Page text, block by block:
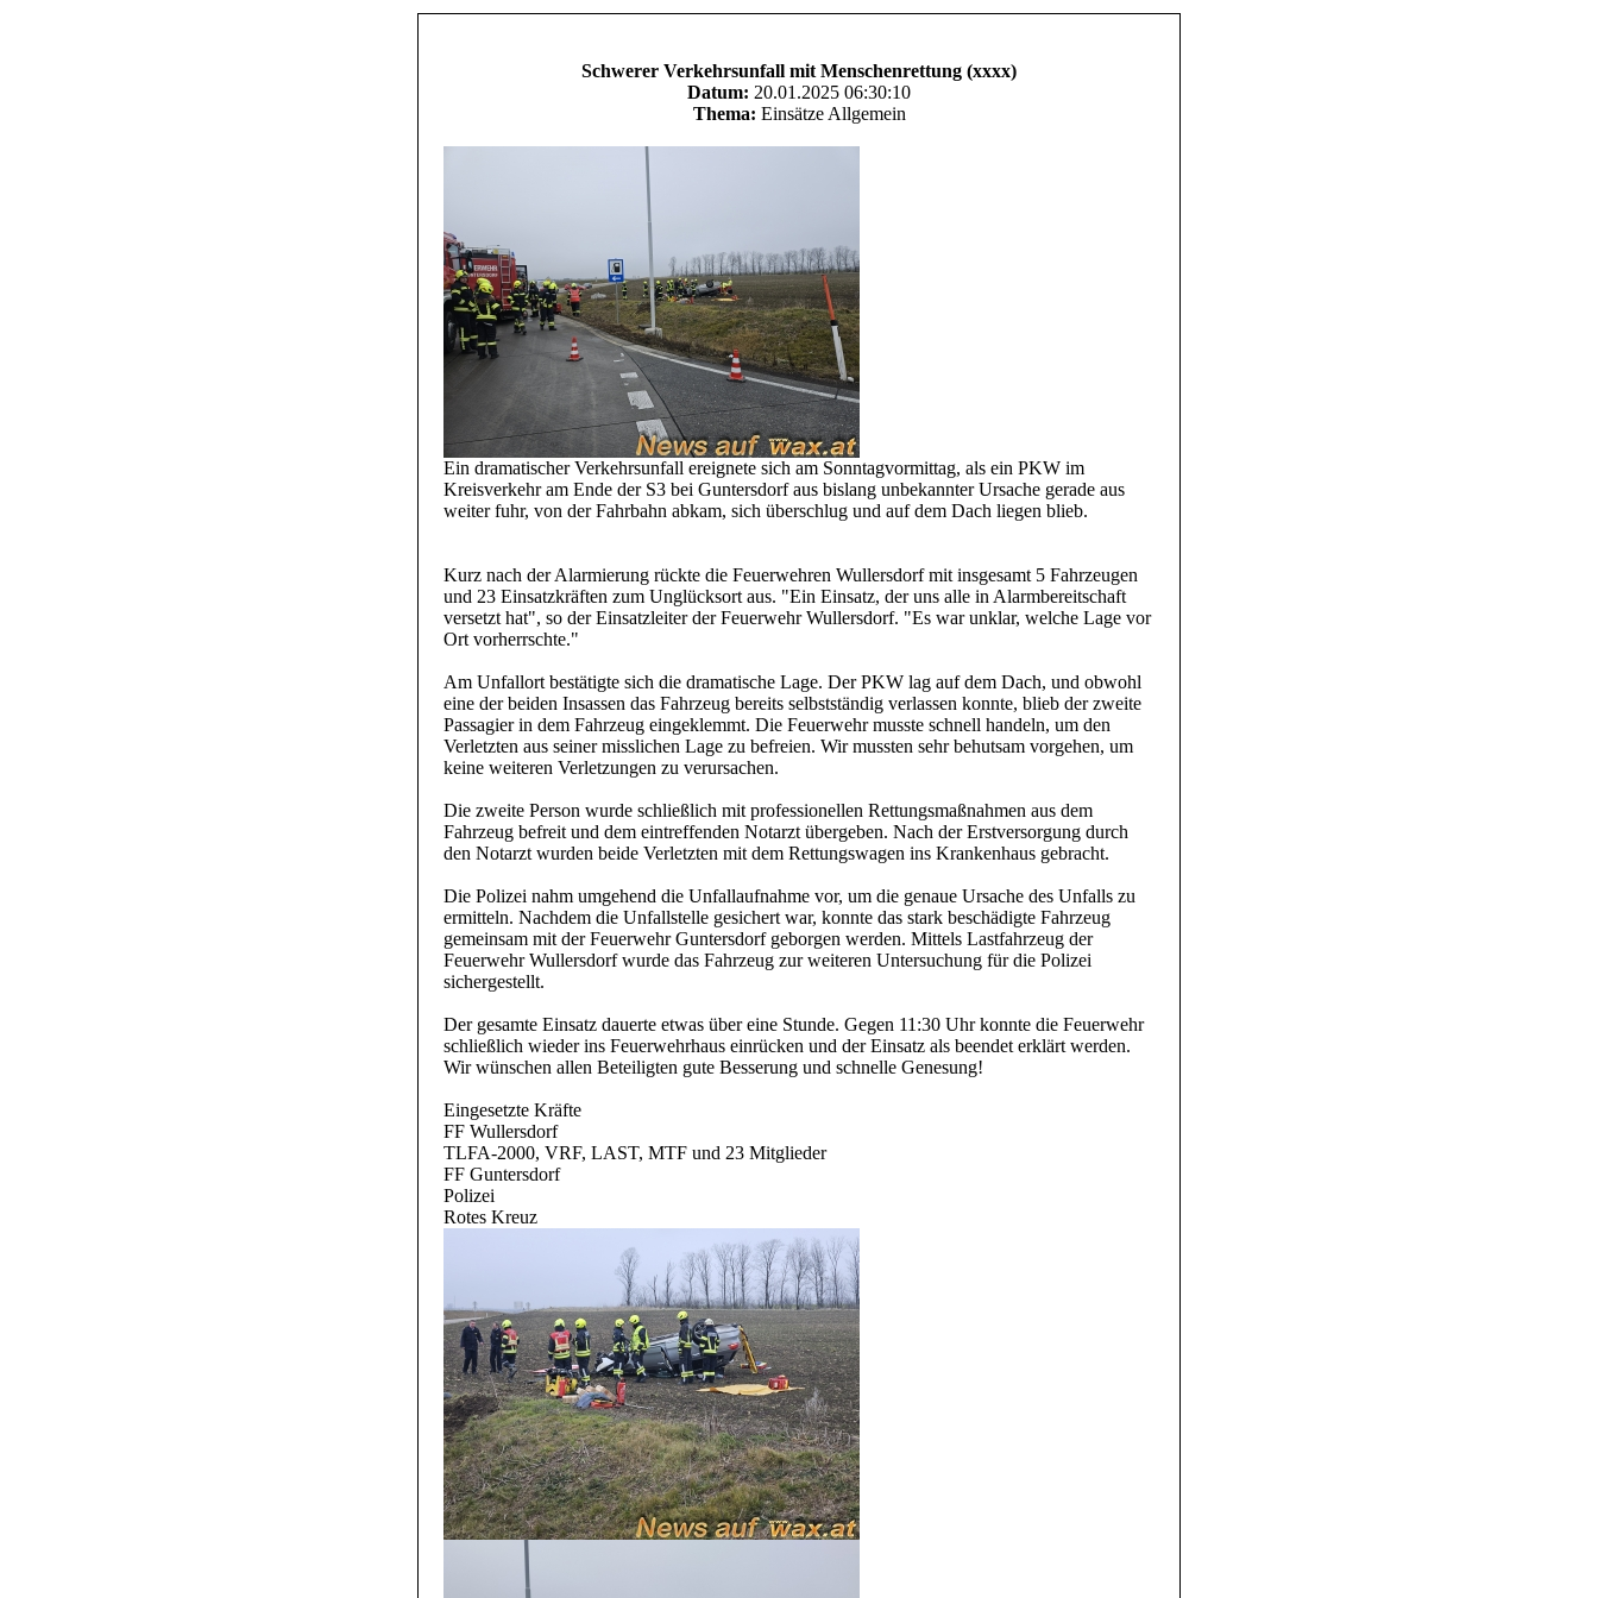
Schwerer Verkehrsunfall mit Menschenrettung (xxxx)
Datum: 20.01.2025 06:30:10
Thema: Einsätze Allgemein
Ein dramatischer Verkehrsunfall ereignete sich am Sonntagvormittag, als ein PKW im
Kreisverkehr am Ende der S3 bei Guntersdorf aus bislang unbekannter Ursache gerade aus
weiter fuhr, von der Fahrbahn abkam, sich überschlug und auf dem Dach liegen blieb.
Kurz nach der Alarmierung rückte die Feuerwehren Wullersdorf mit insgesamt 5 Fahrzeugen
und 23 Einsatzkräften zum Unglücksort aus. "Ein Einsatz, der uns alle in Alarmbereitschaft
versetzt hat", so der Einsatzleiter der Feuerwehr Wullersdorf. "Es war unklar, welche Lage vor
Ort vorherrschte."
Am Unfallort bestätigte sich die dramatische Lage. Der PKW lag auf dem Dach, und obwohl
eine der beiden Insassen das Fahrzeug bereits selbstständig verlassen konnte, blieb der zweite
Passagier in dem Fahrzeug eingeklemmt. Die Feuerwehr musste schnell handeln, um den
Verletzten aus seiner misslichen Lage zu befreien. Wir mussten sehr behutsam vorgehen, um
keine weiteren Verletzungen zu verursachen.
Die zweite Person wurde schließlich mit professionellen Rettungsmaßnahmen aus dem
Fahrzeug befreit und dem eintreffenden Notarzt übergeben. Nach der Erstversorgung durch
den Notarzt wurden beide Verletzten mit dem Rettungswagen ins Krankenhaus gebracht.
Die Polizei nahm umgehend die Unfallaufnahme vor, um die genaue Ursache des Unfalls zu
ermitteln. Nachdem die Unfallstelle gesichert war, konnte das stark beschädigte Fahrzeug
gemeinsam mit der Feuerwehr Guntersdorf geborgen werden. Mittels Lastfahrzeug der
Feuerwehr Wullersdorf wurde das Fahrzeug zur weiteren Untersuchung für die Polizei
sichergestellt.
Der gesamte Einsatz dauerte etwas über eine Stunde. Gegen 11:30 Uhr konnte die Feuerwehr
schließlich wieder ins Feuerwehrhaus einrücken und der Einsatz als beendet erklärt werden.
Wir wünschen allen Beteiligten gute Besserung und schnelle Genesung!
Eingesetzte Kräfte
FF Wullersdorf
TLFA-2000, VRF, LAST, MTF und 23 Mitglieder
FF Guntersdorf
Polizei
Rotes Kreuz